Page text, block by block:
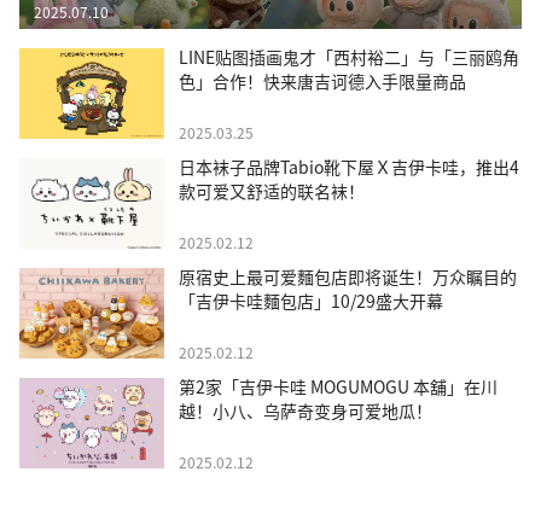
2025.07.10
LINE贴图插画鬼才「西村裕二」与「三丽鸥角
色」合作！快来唐吉诃德入手限量商品
2025.03.25
日本袜子品牌Tabio靴下屋Ｘ吉伊卡哇，推出4
款可爱又舒适的联名袜！
2025.02.12
原宿史上最可爱麵包店即将诞生！万众瞩目的
「吉伊卡哇麵包店」10/29盛大开幕
2025.02.12
第2家「吉伊卡哇 MOGUMOGU 本舖」在川
越！小八、乌萨奇变身可爱地瓜！
2025.02.12